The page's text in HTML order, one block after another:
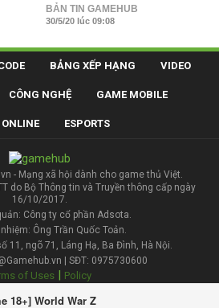
18+] World War Z
BẢN TIN GAMEHUB
30/5/20 lúc 09:08
BẢNG XẾP HẠNG VIDEO
CÔNG NGHỆ GAME MOBILE
ESPORTS
- Mạng xã hội dành cho game thủ Việt.
do Bộ Thông tin và Truyền thông cấp ngày
16/10/2017.
Công ty cổ phần Adsota.
Ông Trần Quốc Toản.
11, ngõ 71, Láng Hạ, Ba Đình, Hà Nội.
| SĐT: 0975730600
of Uses | Policy